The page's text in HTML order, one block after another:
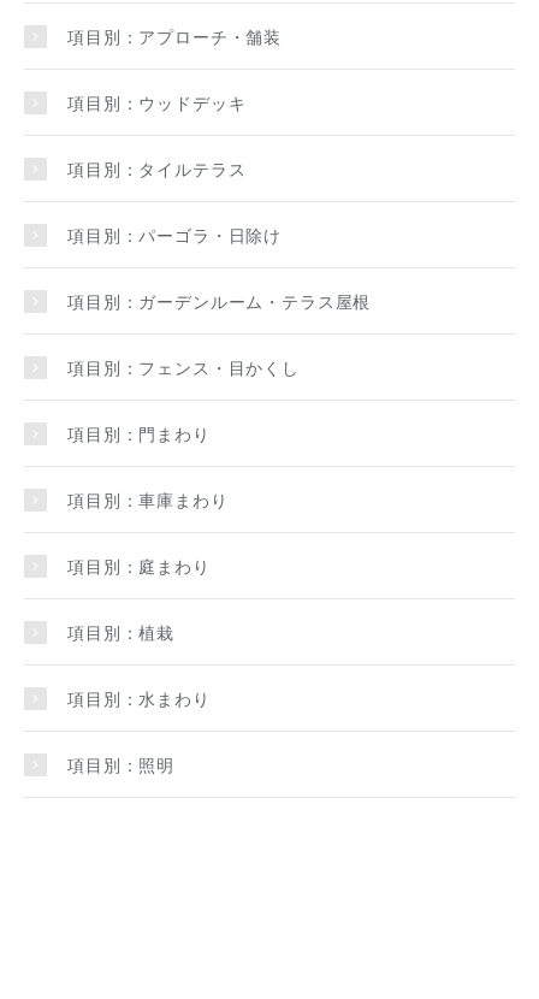
項目別：アプローチ・舗装
項目別：ウッドデッキ
項目別：タイルテラス
項目別：パーゴラ・日除け
項目別：ガーデンルーム・テラス屋根
項目別：フェンス・目かくし
項目別：門まわり
項目別：車庫まわり
項目別：庭まわり
項目別：植栽
項目別：水まわり
項目別：照明